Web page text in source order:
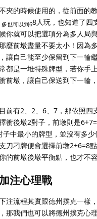
夾的時候使用的，從前面的
多也可以到68人玩，也知道了四
你就可以把選項分為多人局
麼前墩盡量不要太小！因為
讓自己能至少保留到下一輪
都是一堆特殊牌型，若你手
前墩，讓自己保送到下一輪
前有2、2、6、7，那依照四
衝後墩2對子，前墩則是
中最小的牌型，並沒有多
刀刁牌便會選擇前墩2+6=8
的前墩後墩平衡點，也才不容
注心理戰
注流程其實跟德州撲克一樣，
那我們也可以將德州撲克心